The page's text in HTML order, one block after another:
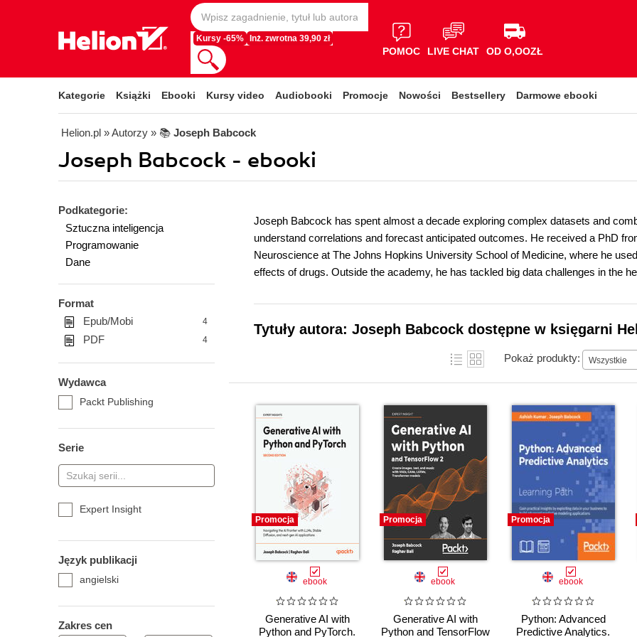
Kursy -65% Inż. zwrotna 39,90 zł
POMOC LIVE CHAT OD O,OOZŁ
Kategorie Książki Ebooki Kursy video Audiobooki Promocje Nowości Bestsellery Darmowe ebooki
Helion.pl » Autorzy » 📚 Joseph Babcock
Joseph Babcock - ebooki
Podkategorie:
Sztuczna inteligencja
Programowanie
Dane
Format
Epub/Mobi
4
PDF 4
Wydawca
Packt Publishing
Serie
Expert Insight
Język publikacji
angielski
Zakres cen
Joseph Babcock has spent almost a decade exploring complex datasets and
understand correlations and forecast anticipated outcomes. He received a PhD
Neuroscience at The Johns Hopkins University School of Medicine, where he
effects of drugs. Outside the academy, he has tackled big data challenges in the
Tytuły autora: Joseph Babcock dostępne w księgarni
Pokaż produkty: Wszystkie
Promocja
ebook
Generative AI with
Python and PyTorch.
Promocja
ebook
Generative AI with
Python and TensorFlow
Promocja
ebook
Python: Advanced
Predictive Analytics.